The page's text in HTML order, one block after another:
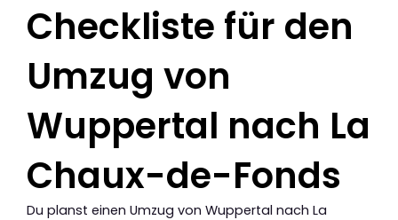
Checkliste für den
Umzug von
Wuppertal nach La
Chaux-de-Fonds
Du planst einen Umzug von Wuppertal nach La